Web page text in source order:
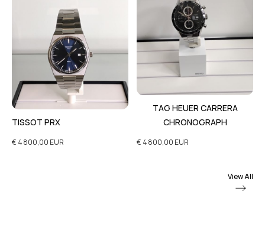
TISSOT PRX
€ 4 800,00 EUR
TAG HEUER CARRERA
CHRONOGRAPH
€ 4 800,00 EUR
View All